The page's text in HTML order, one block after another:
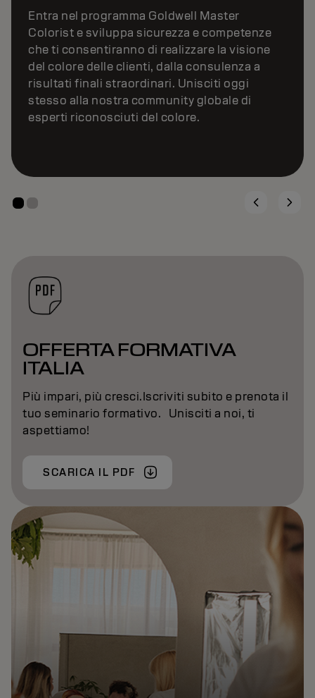
Entra nel programma Goldwell Master
Colorist e sviluppa sicurezza e competenze
che ti consentiranno di realizzare la visione
del colore delle clienti, dalla consulenza a
risultati finali straordinari. Unisciti oggi
stesso alla nostra community globale di
esperti riconosciuti del colore.
OFFERTA FORMATIVA
ITALIA
Più impari, più cresci.Iscriviti subito e prenota il
tuo seminario formativo. Unisciti a noi, ti
aspettiamo!
SCARICA IL PDF